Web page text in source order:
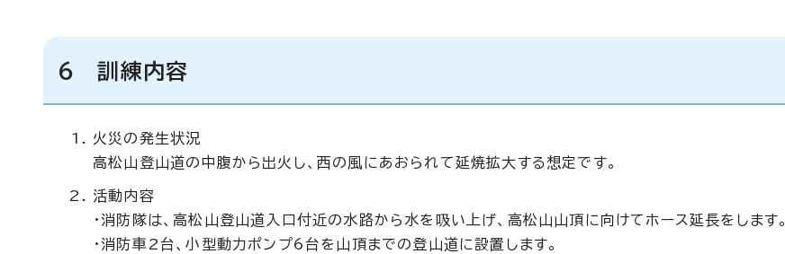
6 訓練内容
火災の発生状況
高松山登山道の中腹から出火し、西の風にあおられて延焼拡大する想定です。
活動内容
・消防隊は、高松山登山道入口付近の水路から水を吸い上げ、高松山山頂に向けてホース延長をします。
・消防車2台、小型動力ポンプ6台を山頂までの登山道に設置します。